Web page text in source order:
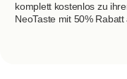
komplett kostenlos zu
NeoTaste mit 50%